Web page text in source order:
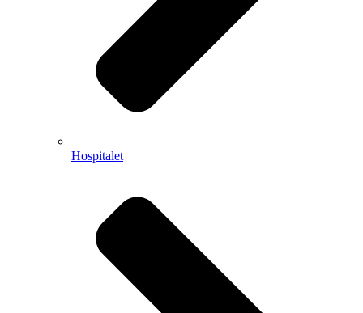
Hospitalet